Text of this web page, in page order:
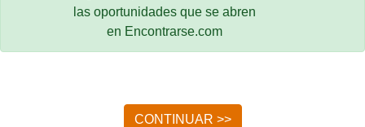
las oportunidades que se abren
en Encontrarse.com
CONTINUAR >>